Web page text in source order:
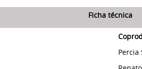
Ficha técnica
Percia